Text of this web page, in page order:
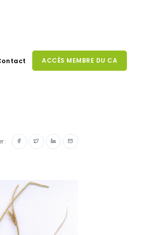
ACCÈS MEMBRE DU CA
: